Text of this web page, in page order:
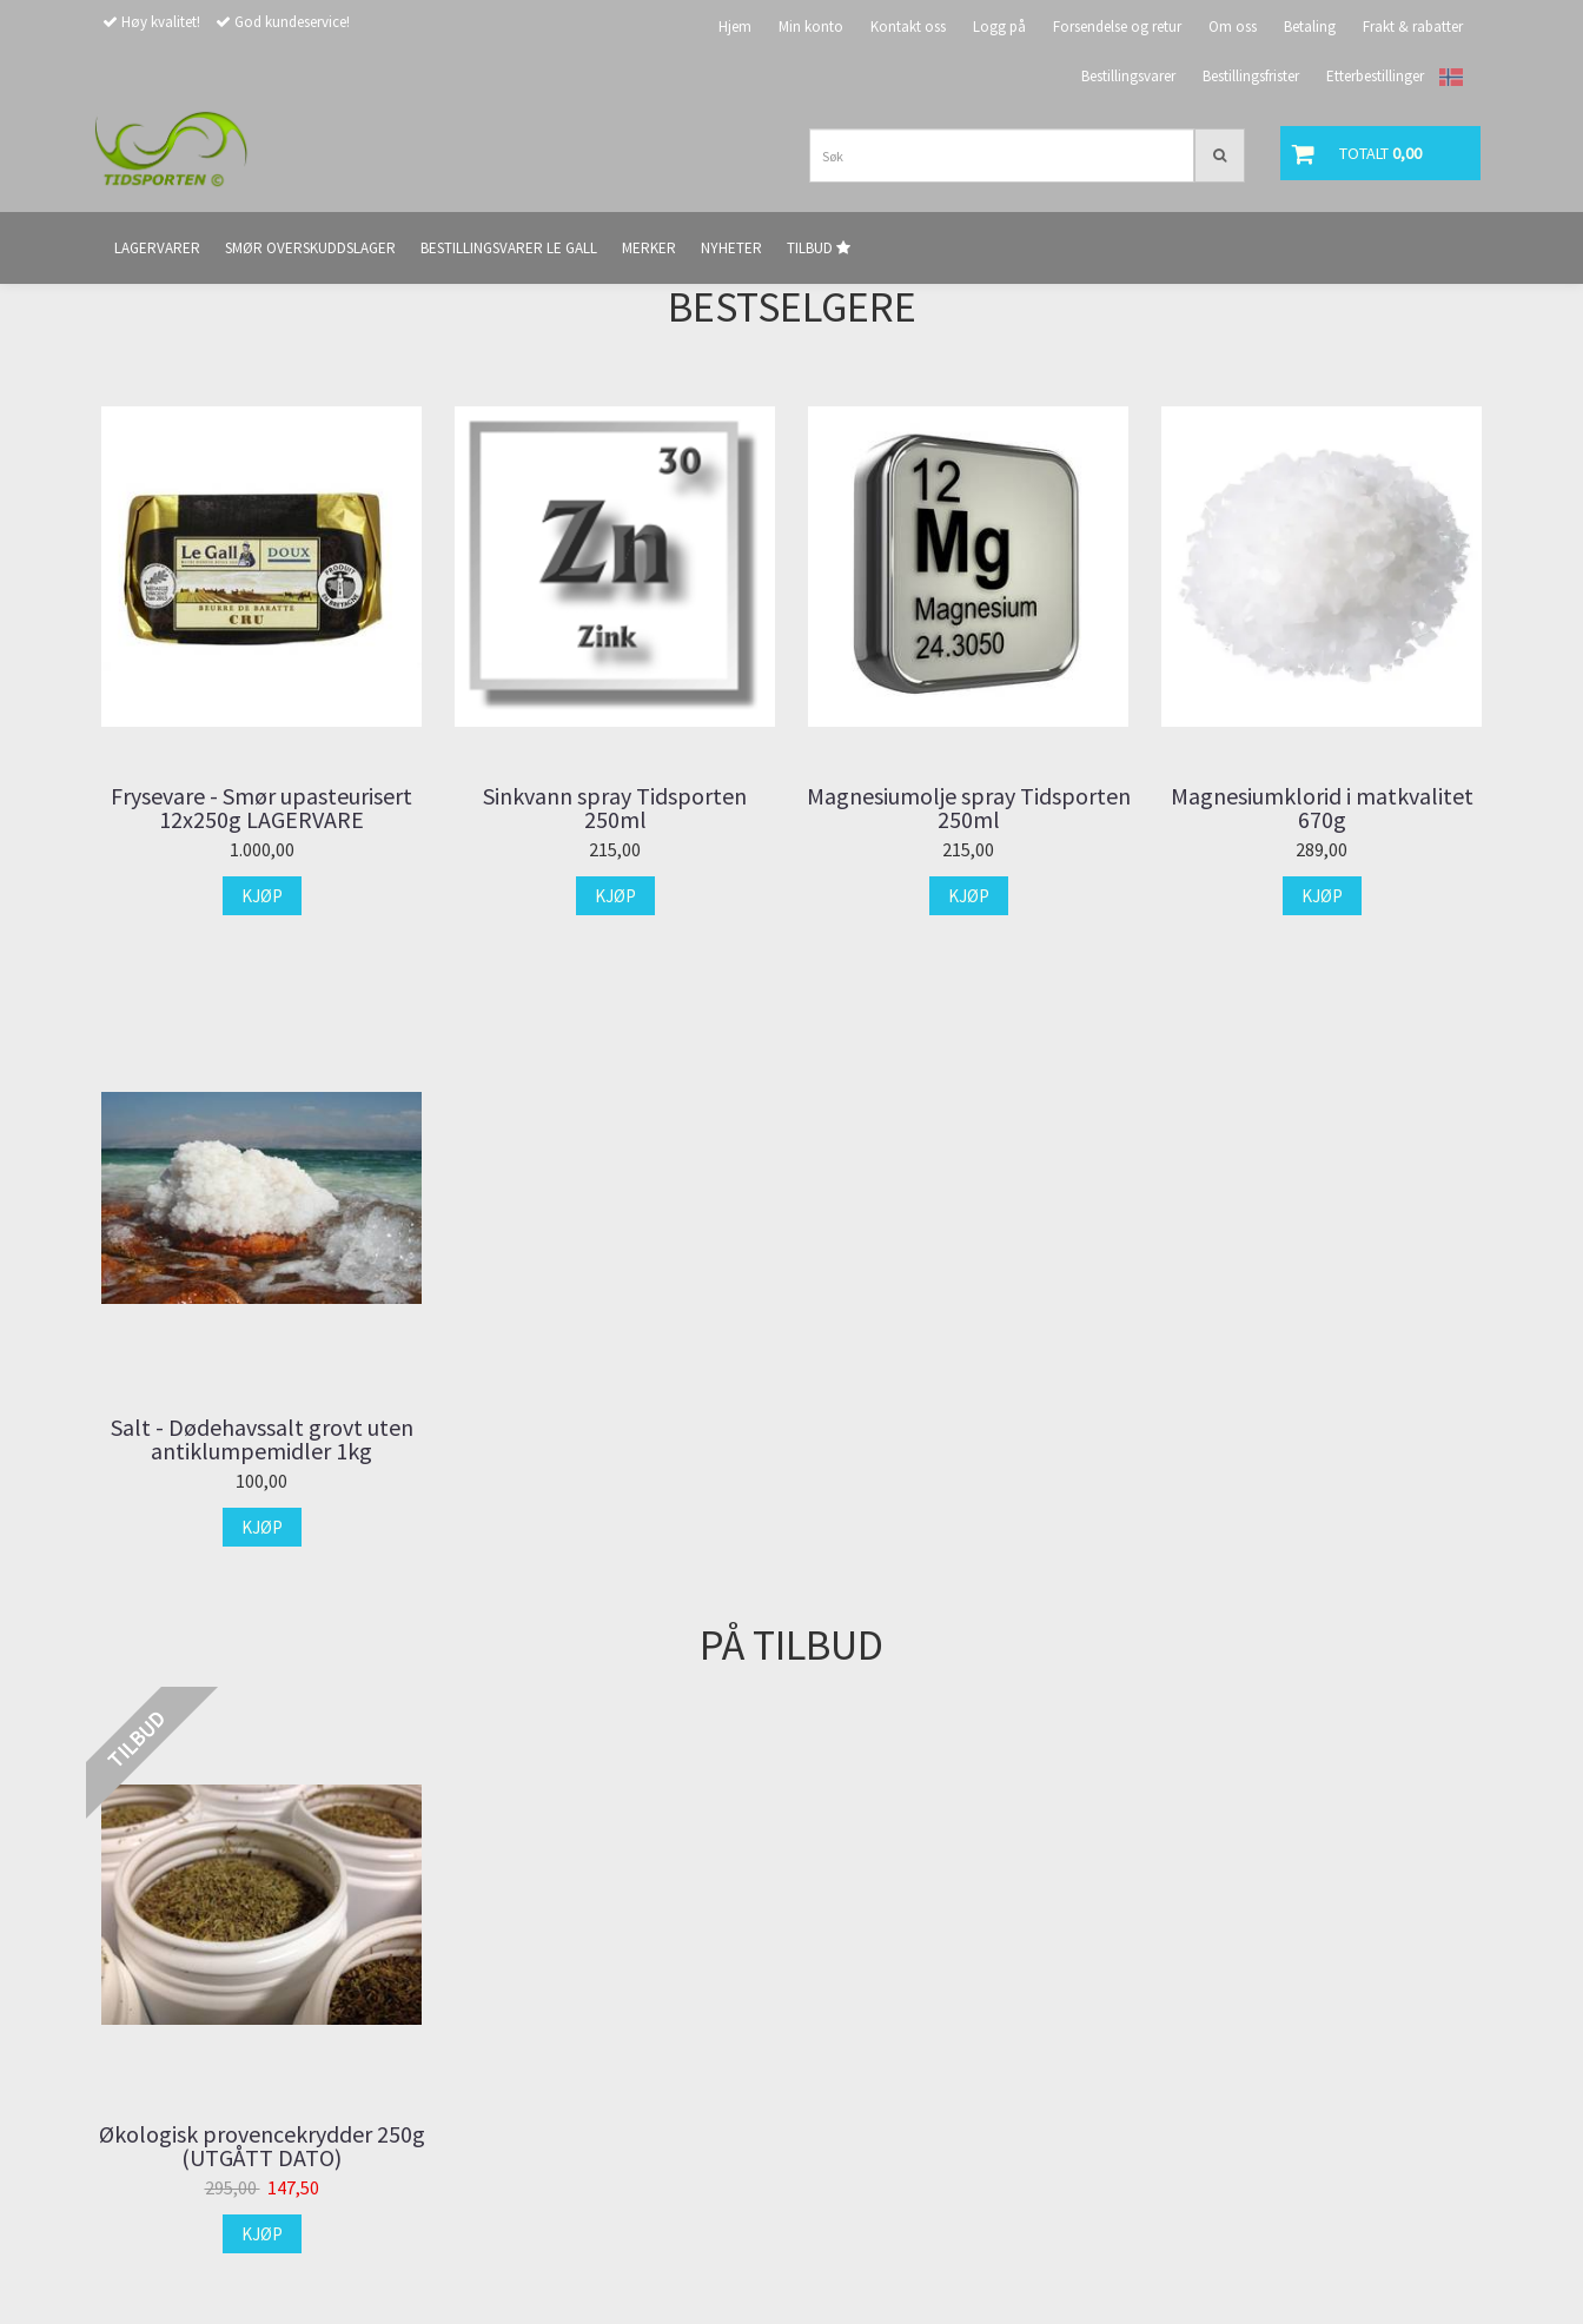
Høy kvalitet! God kundeservice! Hjem Min konto Kontakt oss Logg på Forsendelse og retur Om oss Betaling Frakt & rabatter
Bestillingsvarer Bestillingsfrister Etterbestillinger
TOTALT0,00
LAGERVARER SMØR OVERSKUDDSLAGER BESTILLINGSVARER LE GALL MERKER NYHETER TILBUD
BESTSELGERE
Frysevare - Smør upasteurisert
12x250g LAGERVARE
1.000,00
KJØP
Sinkvann spray Tidsporten
250ml
215,00
KJØP
Magnesiumolje spray Tidsporten
250ml
215,00
KJØP
Magnesiumklorid i matkvalitet
670g
289,00
KJØP
Salt - Dødehavssalt grovt uten
antiklumpemidler 1kg
100,00
KJØP
PÅ TILBUD
TILBUD
Økologisk provencekrydder 250g
(UTGÅTT DATO)
295,00 147,50
KJØP